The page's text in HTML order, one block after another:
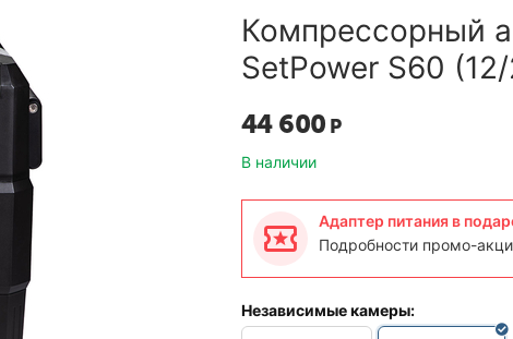
Компрессорный
SetPower S60
44 600 Р
В наличии
Адаптер питания в
Подробности промо-
Независимые камеры: